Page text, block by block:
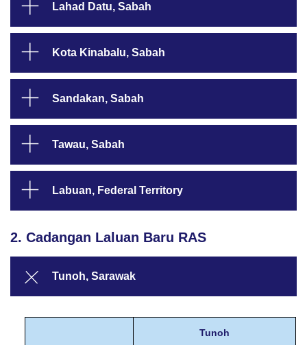
Lahad Datu, Sabah
Kota Kinabalu, Sabah
Sandakan, Sabah
Tawau, Sabah
Labuan, Federal Territory
2. Cadangan Laluan Baru RAS
Tunoh, Sarawak
Tunoh